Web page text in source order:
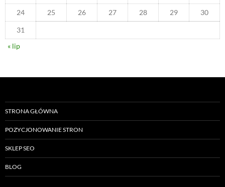
24 25 26 27 28 29 30
31
« lip
STRONA GŁÓWNA
POZYCJONOWANIE STRON
SKLEP SEO
BLOG